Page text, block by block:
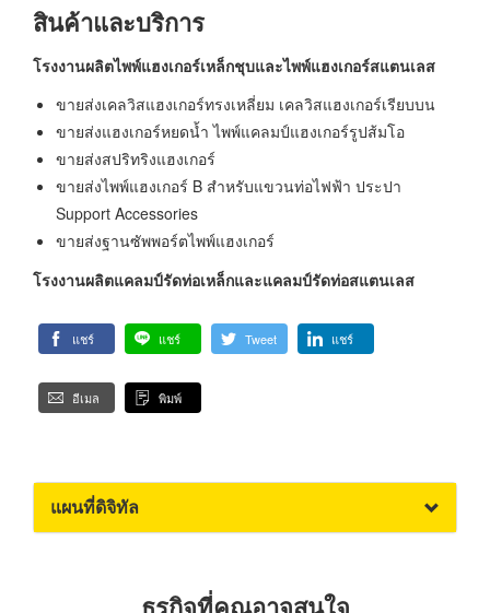
สินค้าและบริการ
โรงงานผลิตไพพ์แฮงเกอร์เหล็กชุบและไพพ์แฮงเกอร์สแตนเลส
ขายส่งเคลวิสแฮงเกอร์ทรงเหลี่ยม เคลวิสแฮงเกอร์เรียบบน
ขายส่งแฮงเกอร์หยดน้ำ ไพพ์แคลมป์แฮงเกอร์รูปส้มโอ
ขายส่งสปริทริงแฮงเกอร์
ขายส่งไพพ์แฮงเกอร์ B สำหรับแขวนท่อไฟฟ้า ประปา
Support Accessories
ขายส่งฐานซัพพอร์ตไพพ์แฮงเกอร์
โรงงานผลิตแคลมป์รัดท่อเหล็กและแคลมป์รัดท่อสแตนเลส
แชร์ แชร์ Tweet แชร์
อีเมล พิมพ์
แผนที่ดิจิทัล